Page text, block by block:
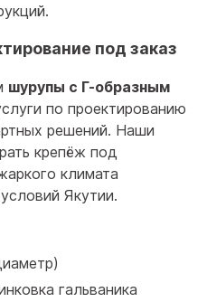
под заказ
шурупы с Г-образным
по проектированию
решений. Наши
крепёж под
климата
Якутии.
гальваника